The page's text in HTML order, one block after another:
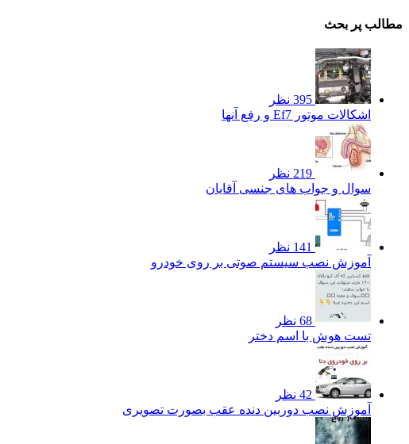
مطالب پر بحث
395 نظر
اشکالات موتور Ef7 و رفع آنها
219 نظر
سوال و جواب های جنسی آقایان
141 نظر
آموزش نصب سیستم صوتی بر روی خودرو
68 نظر
تست هوش با اسم دختر
42 نظر
آموزش نصب دوربین دنده عقب بصورت تصویری